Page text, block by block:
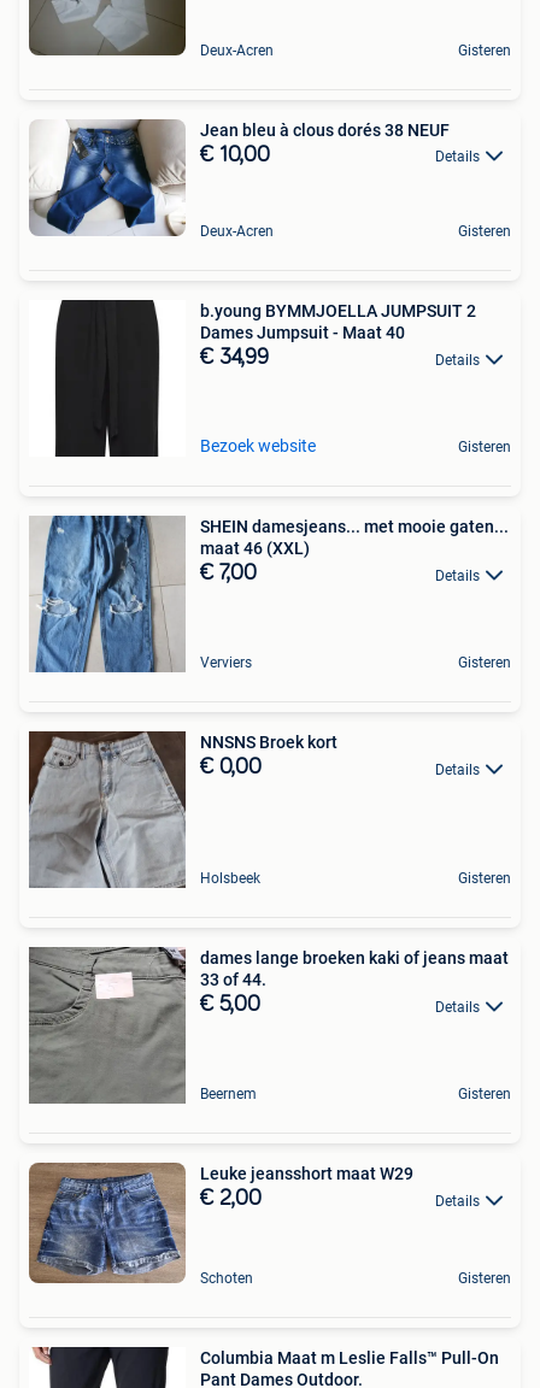
Deux-Acren Gisteren
Jean bleu à clous dorés 38 NEUF
€ 10,00 Details
Deux-Acren Gisteren
b.young BYMMJOELLA JUMPSUIT 2
Dames Jumpsuit - Maat 40
€ 34,99 Details
Bezoek website Gisteren
SHEIN damesjeans... met mooie gaten...
maat 46 (XXL)
€ 7,00 Details
Verviers Gisteren
NNSNS Broek kort
€ 0,00 Details
Holsbeek Gisteren
dames lange broeken kaki of jeans maat
33 of 44.
€ 5,00 Details
Beernem Gisteren
Leuke jeansshort maat W29
€ 2,00 Details
Schoten Gisteren
Columbia Maat m Leslie Falls™ Pull-On
Pant Dames Outdoor.